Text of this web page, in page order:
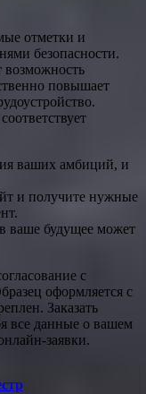
отметки и
безопасности.
возможность
повышает
ваших амбиций, и
и получите нужные
ваше будущее может
с
оформляется с
Заказать
все данные о вашем
заявки.